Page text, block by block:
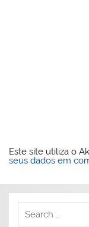
Este site utiliza o
seus dados em